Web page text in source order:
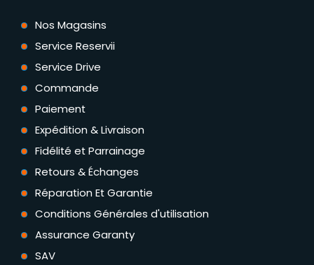
Nos Magasins
Service Reservii
Service Drive
Commande
Paiement
Expédition & Livraison
Fidélité et Parrainage
Retours & Échanges
Réparation Et Garantie
Conditions Générales d'utilisation
Assurance Garanty
SAV